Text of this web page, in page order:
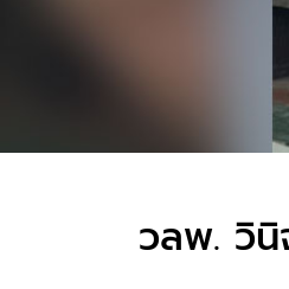
วลพ. วิ